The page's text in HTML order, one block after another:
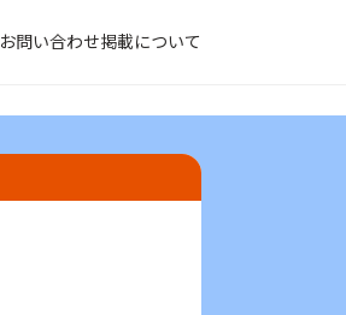
お問い合わせ掲載について